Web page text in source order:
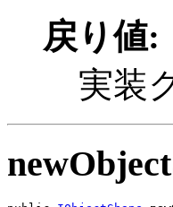
戻り値:
実装